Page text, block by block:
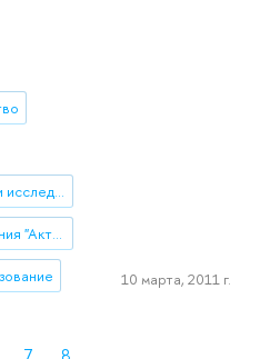
иностранные преподаватели и исследователи
Семинар Института образования "Актуальные исследования и разработки в области образования"
10 марта, 2011 г.